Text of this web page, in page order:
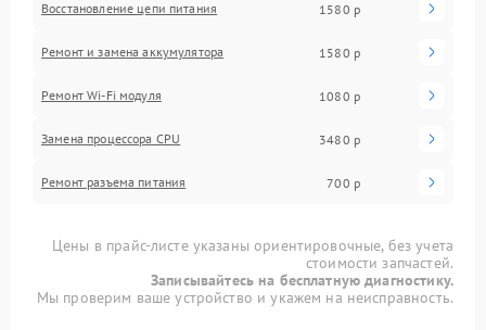
Восстановление цепи питания 1580 р
Ремонт и замена аккумулятора 1580 р
Ремонт Wi-Fi модуля 1080 р
Замена процессора CPU 3480 р
Ремонт разъема питания 700 р
Цены в прайс-листе указаны ориентировочные, без учета
стоимости запчастей.
Записывайтесь на бесплатную диагностику.
Мы проверим ваше устройство и укажем на неисправность.